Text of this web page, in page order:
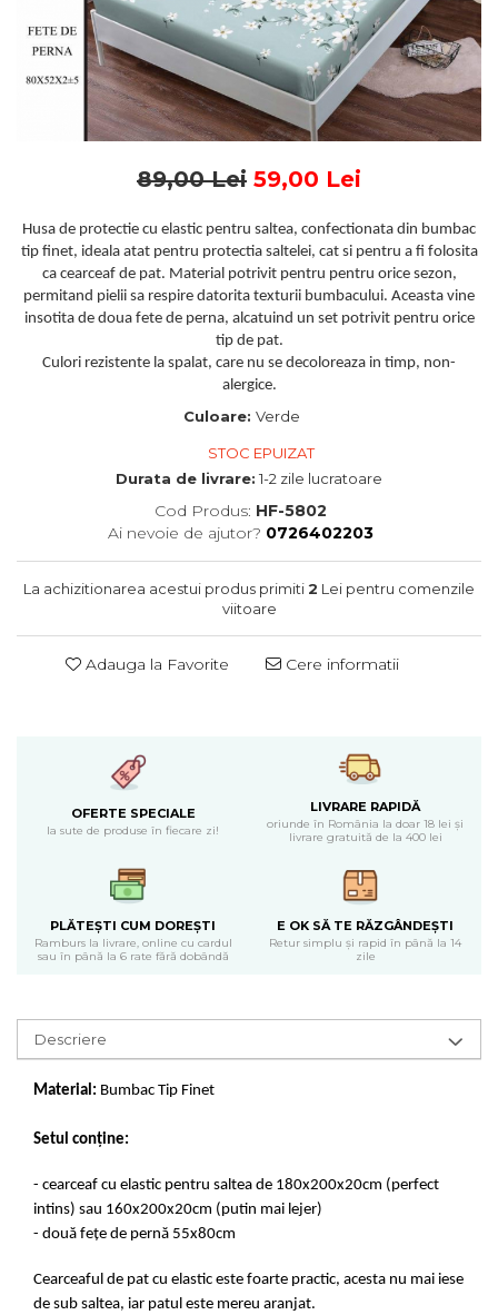
Cearceaf cu elastic
Cearceaf normal
Bumbac Satinat Superior
Cearceaf cu elastic
Cearceaf normal
Cearceaf cu elastic 4 piese
Cearceaf normal 6 piese
Bumbac Tip Damasc
Cearceaf normal 4 piese
Cearceaf normal 6 piese
Lenjerii De Pat Cocolino
Cearceaf cu elastic 4 piese
Lenjerii Catifea
Cearceaf cu elastic
Cearceaf normal
Lenjerii Pufoase Fluffy/ Rabbit
Lenjerii Satin Premium
Lenjerii Jacquard
Lenjerii Matase
Lenjerii pentru PASTE
Set Lenjerie + Draperii Pat Dublu
Persoana
Bumbac Tip Finet 5D In Relief - 1
Persoana
Cearceaf cu elastic 4 piese
Cearceaf normal 4 piese
Lenjerii Bumbac 100% - 1
Persoana
Paturi Cocolino Pentru Copii
Huse De Pat Damasc - 140x200cm
Huse De Pat Damasc - 160x200cm
Huse De Pat Damasc - 180x200cm
Huse De Pat Jersey Reiat
Cearceaf Pat + Fețe De Pernă
Huse De Pat Catifea / Topper
140x200cm
Huse De Pat Catifea / Topper -
160x200cm
Huse De Pat Catifea / Topper -
180x200cm
Huse De Pat Cocolino Tricotate
Huse De Pat Tricotate 140x200cm
Huse De Pat Tricotate 160x200cm
Huse De Pat Tricotate 180x200cm
Huse Impermeabile
Huse Impermeabile 160x200cm
Huse Impermeabile 180x200cm
89,00 Lei 59,00 Lei
Husa de protectie cu elastic pentru saltea, confectionata din bumbac
tip finet, ideala atat pentru protectia saltelei, cat si pentru a fi folosita
ca cearceaf de pat. Material potrivit pentru pentru orice sezon,
permitand pielii sa respire datorita texturii bumbacului. Aceasta vine
insotita de doua fete de perna, alcatuind un set potrivit pentru orice
tip de pat.
Culori rezistente la spalat, care nu se decoloreaza in timp, non-
alergice.
Culoare: Verde
STOC EPUIZAT
Durata de livrare: 1-2 zile lucratoare
Cod Produs: HF-5802
Ai nevoie de ajutor? 0726402203
La achizitionarea acestui produs primiti2 Lei pentru comenzile
viitoare
Adauga la Favorite Cere informatii
OFERTE SPECIALE
la sute de produse în fiecare zi!
LIVRARE RAPIDĂ
oriunde în România la doar 18 lei și
livrare gratuită de la 400 lei
PLĂTEȘTI CUM DOREȘTI
Ramburs la livrare, online cu cardul
sau în până la 6 rate fără dobândă
E OK SĂ TE RĂZGÂNDEȘTI
Retur simplu și rapid în până la 14
zile
Descriere
Material: Bumbac Tip Finet
Setul conține:
- cearceaf cu elastic pentru saltea de 180x200x20cm (perfect
intins) sau 160x200x20cm (putin mai lejer)
- două fețe de pernă 55x80cm
Cearceaful de pat cu elastic este foarte practic, acesta nu mai iese
de sub saltea, iar patul este mereu aranjat.